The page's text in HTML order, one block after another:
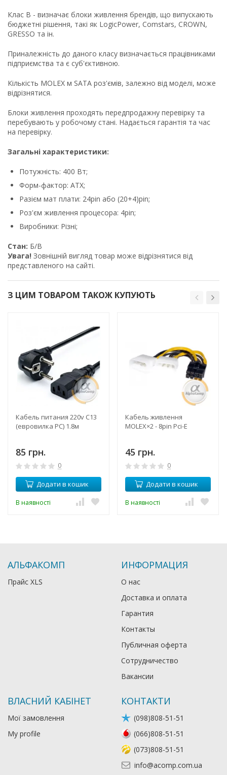
Клас B - визначає блоки живлення брендів, що випускають
бюджетні рішення, такі як LogicPower, Comstars, CROWN,
GRESSO та ін.
Приналежність до даного класу визначається працівниками
підприємства та є суб'єктивною.
Кількість MOLEX м SATA роз'ємів, залежно від моделі, може
відрізнятися.
Блоки живлення проходять передпродажну перевірку та
перебувають у робочому стані. Надається гарантія та час
на перевірку.
Загальні характеристики:
Потужність: 400 Вт;
Форм-фактор: ATX;
Разієм мат плати: 24pin або (20+4)pin;
Роз'єм живлення процесора: 4pin;
Виробники: Різні;
Стан: Б/В
Увага! Зовнішній вигляд товар може відрізнятися від
представленого на сайті.
З ЦИМ ТОВАРОМ ТАКОЖ КУПУЮТЬ
Кабель питания 220v C13
(евровилка PC) 1.8м
85 грн.
0
Додати в кошик
В наявності
Кабель живлення
MOLEX×2 - 8pin Pci-E
45 грн.
0
Додати в кошик
В наявності
АЛЬФАКОМП
Прайс XLS
ИНФОРМАЦИЯ
О нас
Доставка и оплата
Гарантия
Контакты
Публичная оферта
Сотрудничество
Вакансии
ВЛАСНИЙ КАБІНЕТ
Мої замовлення
My profile
КОНТАКТИ
(098)808-51-51
(066)808-51-51
(073)808-51-51
info@acomp.com.ua